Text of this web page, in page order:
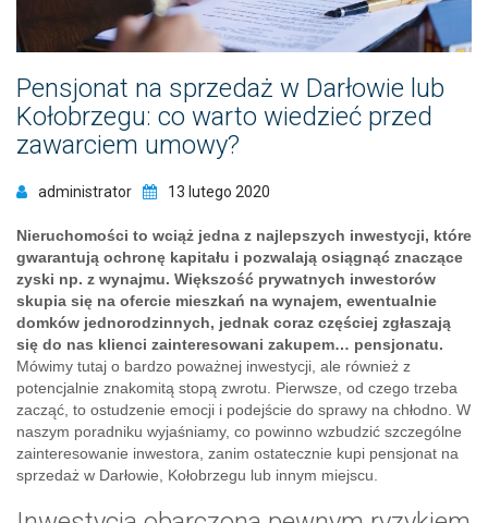
Pensjonat na sprzedaż w Darłowie lub
Kołobrzegu: co warto wiedzieć przed
zawarciem umowy?
administrator 13 lutego 2020
Nieruchomości to wciąż jedna z najlepszych inwestycji, które
gwarantują ochronę kapitału i pozwalają osiągnąć znaczące
zyski np. z wynajmu. Większość prywatnych inwestorów
skupia się na ofercie mieszkań na wynajem, ewentualnie
domków jednorodzinnych, jednak coraz częściej zgłaszają
się do nas klienci zainteresowani zakupem… pensjonatu.
Mówimy tutaj o bardzo poważnej inwestycji, ale również z
potencjalnie znakomitą stopą zwrotu. Pierwsze, od czego trzeba
zacząć, to ostudzenie emocji i podejście do sprawy na chłodno. W
naszym poradniku wyjaśniamy, co powinno wzbudzić szczególne
zainteresowanie inwestora, zanim ostatecznie kupi pensjonat na
sprzedaż w Darłowie, Kołobrzegu lub innym miejscu.